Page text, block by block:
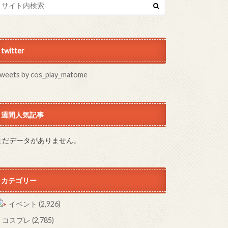
twitter
by cos_play_matome
週間人気記事
だデータがありません。
カテゴリー
イベント (2,926)
コスプレ (2,785)